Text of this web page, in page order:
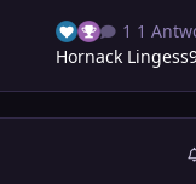
anfangen. Ich
dass sich
Spoiler Prolog:
Mondkloster
Relikt: der
von etwa 30 cm
kg. Man sagt
1
Hornack Lingess